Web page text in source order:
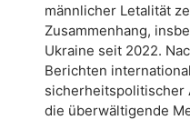
männlicher Letalität
Zusammenhang,
Ukraine seit 2022.
Berichten
sicherheitspolitischer
die überwältigende